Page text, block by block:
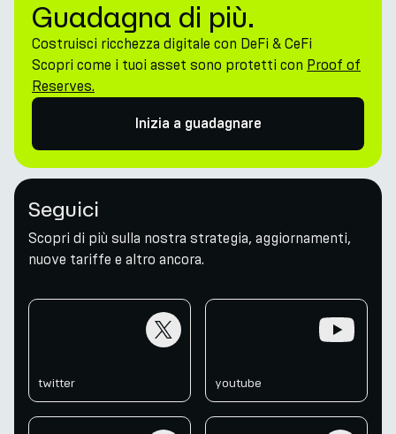
Guadagna di più.
Costruisci ricchezza digitale con DeFi & CeFi
Scopri come i tuoi asset sono protetti con Proof of
Reserves.
Inizia a guadagnare
Seguici
Scopri di più sulla nostra strategia, aggiornamenti,
nuove tariffe e altro ancora.
twitter youtube